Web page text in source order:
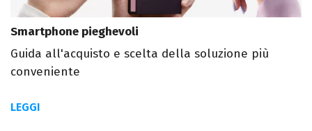
Smartphone pieghevoli
Guida all'acquisto e scelta della soluzione più
conveniente
LEGGI